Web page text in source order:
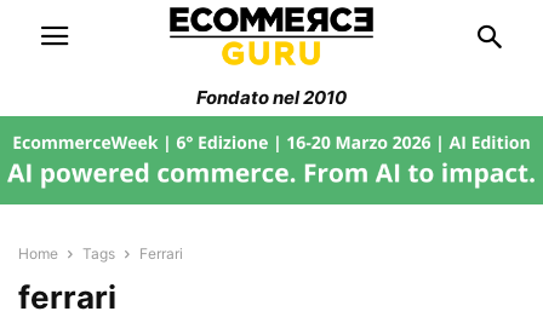
Fondato nel 2010
Home Tags Ferrari
ferrari